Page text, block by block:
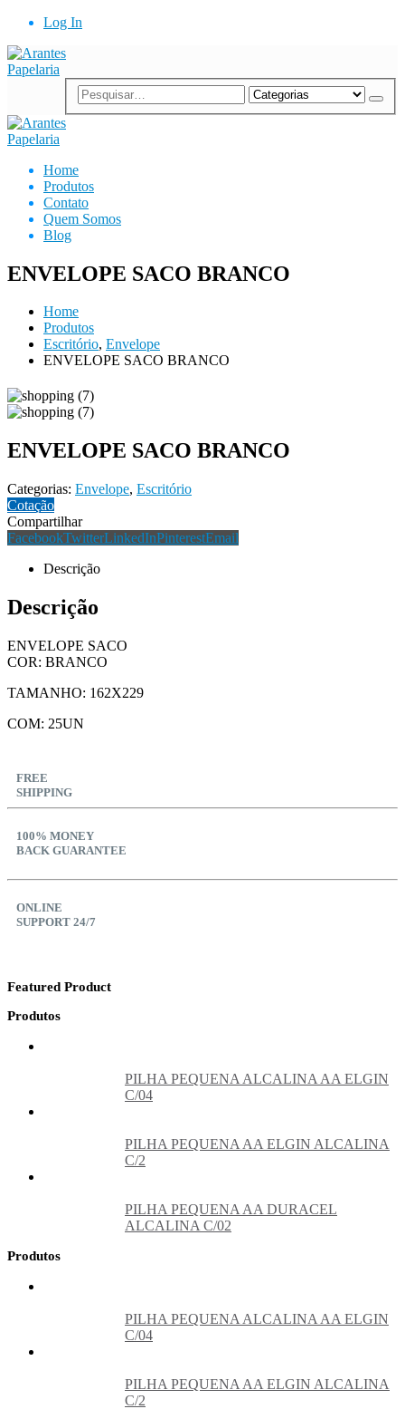
Log In
Home
Produtos
Contato
Quem Somos
Blog
ENVELOPE SACO BRANCO
Home
Produtos
Escritório, Envelope
ENVELOPE SACO BRANCO
ENVELOPE SACO BRANCO
Categorias: Envelope, Escritório
Cotação
Compartilhar
FacebookTwitterLinkedInPinterestEmail
Descrição
Descrição
ENVELOPE SACO
COR: BRANCO
TAMANHO: 162X229
COM: 25UN
FREE
SHIPPING
100% MONEY
BACK GUARANTEE
ONLINE
SUPPORT 24/7
Featured Product
Produtos
PILHA PEQUENA ALCALINA AA ELGIN
C/04
PILHA PEQUENA AA ELGIN ALCALINA
C/2
PILHA PEQUENA AA DURACEL
ALCALINA C/02
Produtos
PILHA PEQUENA ALCALINA AA ELGIN
C/04
PILHA PEQUENA AA ELGIN ALCALINA
C/2